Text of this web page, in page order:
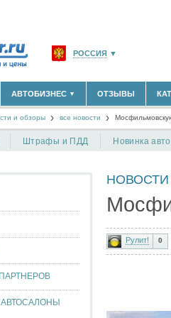
РОССИЯ ▼
САНКТ-ПЕТЕРБУРГ И
КРАСНОДАРСКИЙ КРАЙ
КРЫМ РЕСПУБЛИКА
(30122)
АВТОБИЗНЕС ▼
ОФИЦИАЛЬНЫЕ ДИЛЕРЫ(1347)
ТАКСИ(278)
+ ДОБАВИТЬ КОМПАНИЮ
ОТЗЫВЫ
и обзоры все новости
Штрафы и ПДД Новинка
НОВОСТИ
Рулит! 0